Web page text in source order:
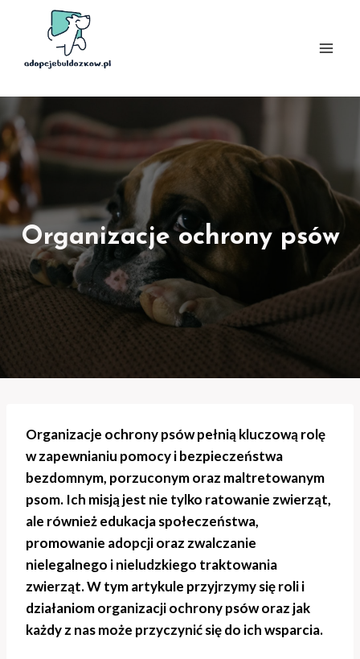
Organizacje ochrony psów
Organizacje ochrony psów pełnią kluczową rolę
w zapewnianiu pomocy i bezpieczeństwa
bezdomnym, porzuconym oraz maltretowanym
psom. Ich misją jest nie tylko ratowanie zwierząt,
ale również edukacja społeczeństwa,
promowanie adopcji oraz zwalczanie
nielegalnego i nieludzkiego traktowania
zwierząt. W tym artykule przyjrzymy się roli i
działaniom organizacji ochrony psów oraz jak
każdy z nas może przyczynić się do ich wsparcia.